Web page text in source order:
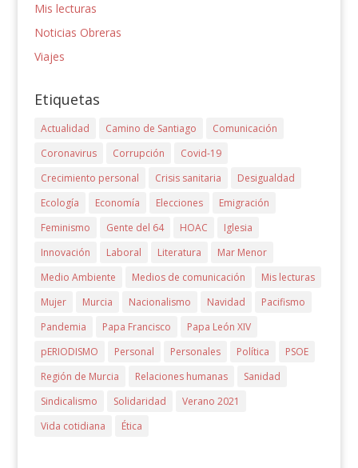
Mis lecturas
Noticias Obreras
Viajes
Etiquetas
Actualidad Camino de Santiago
Comunicación
Coronavirus
Corrupción
Covid-19
Crecimiento personal
Crisis sanitaria
Desigualdad
Ecología
Economía Elecciones
Emigración
Feminismo
Gente del 64 HOAC
Iglesia
Innovación
Laboral Literatura
Mar Menor
Medio Ambiente
Medios de comunicación
Mis lecturas
Mujer
Murcia Nacionalismo Navidad
Pacifismo
Pandemia
Papa Francisco
Papa León XIV
pERIODISMO
Personal Personales Política
PSOE
Región de Murcia
Relaciones humanas
Sanidad
Sindicalismo
Solidaridad
Verano 2021
Vida cotidiana
Ética